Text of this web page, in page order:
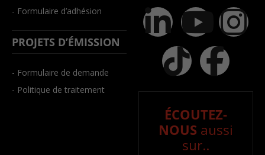
- Formulaire d’adhésion
PROJETS D’ÉMISSION
- Formulaire de demande
- Politique de traitement
ÉCOUTEZ-
NOUS aussi
sur..